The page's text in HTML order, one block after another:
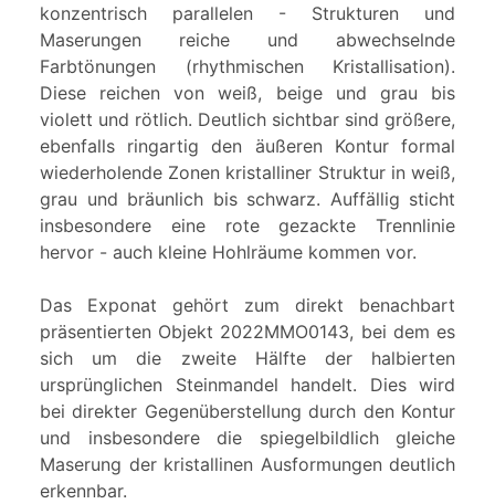
konzentrisch parallelen - Strukturen und
Maserungen reiche und abwechselnde
Farbtönungen (rhythmischen Kristallisation).
Diese reichen von weiß, beige und grau bis
violett und rötlich. Deutlich sichtbar sind größere,
ebenfalls ringartig den äußeren Kontur formal
wiederholende Zonen kristalliner Struktur in weiß,
grau und bräunlich bis schwarz. Auffällig sticht
insbesondere eine rote gezackte Trennlinie
hervor - auch kleine Hohlräume kommen vor.
Das Exponat gehört zum direkt benachbart
präsentierten Objekt 2022MMO0143, bei dem es
sich um die zweite Hälfte der halbierten
ursprünglichen Steinmandel handelt. Dies wird
bei direkter Gegenüberstellung durch den Kontur
und insbesondere die spiegelbildlich gleiche
Maserung der kristallinen Ausformungen deutlich
erkennbar.